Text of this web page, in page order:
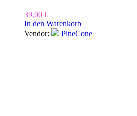
39,00 €
In den Warenkorb
Vendor:
PineCone